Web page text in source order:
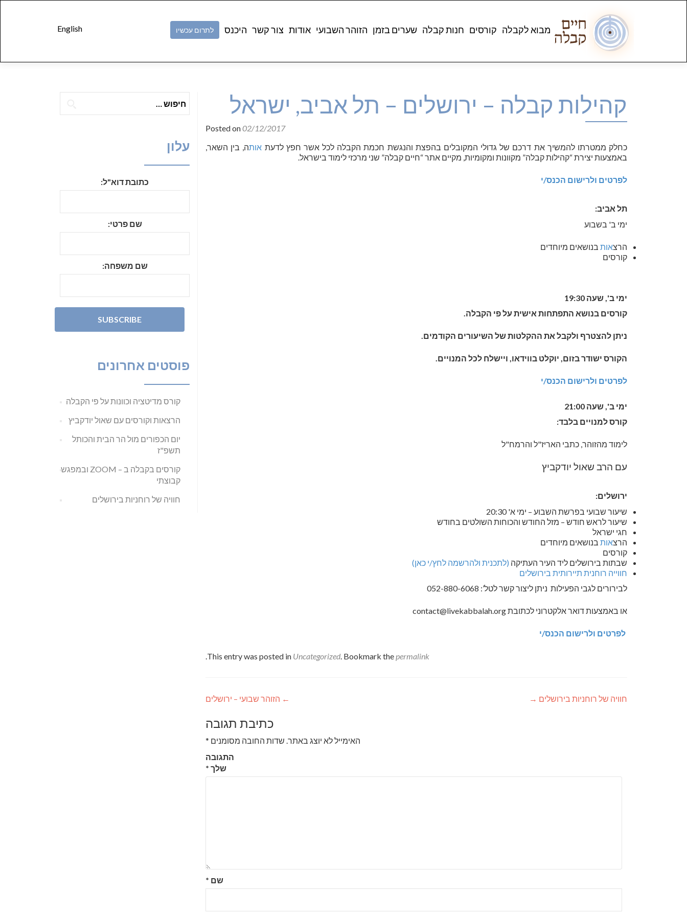
English מבוא לקבלה קורסים חנות קבלה שערים בזמן הזוהר השבועי אודות צור קשר היכנס לתרום עכשיו
קהילות קבלה – ירושלים – תל אביב, ישראל
Posted on02/12/2017
כחלק ממטרתו להמשיך את דרכם של גדולי המקובלים בהפצת והנגשת חכמת הקבלה לכל אשר חפץ לדעת אותה, בין השאר,
באמצעות יצירת “קהילות קבלה” מקוונות ומקומיות, מקיים אתר “חיים קבלה” שני מרכזי לימוד בישראל.
לפרטים ולרישום הכנס/י
תל אביב:
ימי ב' בשבוע
הרצאות בנושאים מיוחדים
קורסים
ימי ב', שעה 19:30
קורסים בנושא התפתחות אישית על פי הקבלה.
ניתן להצטרף ולקבל את ההקלטות של השיעורים הקודמים.
הקורס ישודר בזום, יוקלט בווידאו, ויישלח לכל המנויים.
לפרטים ולרישום הכנס/י
ימי ב', שעה 21:00
קורס למנויים בלבד:
לימוד מהזוהר, כתבי האריז"ל והרמח"ל
עם הרב שאול יודקביץ
ירושלים:
שיעור שבועי בפרשת השבוע – ימי א' 20:30
שיעור לראש חודש – מזל החודש והכוחות השולטים בחודש
חגי ישראל
הרצאות בנושאים מיוחדים
קורסים
שבתות בירושלים ליד העיר העתיקה (לתכנית ולהרשמה לחץ/י כאן)
חווייה רוחנית תיירותית בירושלים
לבירורים לגבי הפעילות ניתן ליצור קשר לטל’: 052-880-6068
או באמצעות דואר אלקטרוני לכתובתcontact@livekabbalah.org
לפרטים ולרישום הכנס/י
This entry was posted in Uncategorized. Bookmark thepermalink
.
← הזוהר שבועי – ירושלים חוויה של רוחניות בירושלים →
כתיבת תגובה
האימייל לא יוצג באתר. שדות החובה מסומנים *
התגובה
שלך *
שם *
עלון
כתובת דוא"ל:
שם פרטי:
שם משפחה:
פוסטים אחרונים
קורס מדיטציה וכוונות על פי הקבלה
הרצאות וקורסים עם שאול יודקביץ
יום הכפורים מול הר הבית והכותל
תשפ"ז
קורסים בקבלה ב – ZOOM ובמפגש
קבוצתי
חוויה של רוחניות בירושלים